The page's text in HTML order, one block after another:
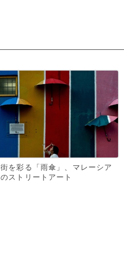
街を彩る「雨傘」、マレーシア
のストリートアート